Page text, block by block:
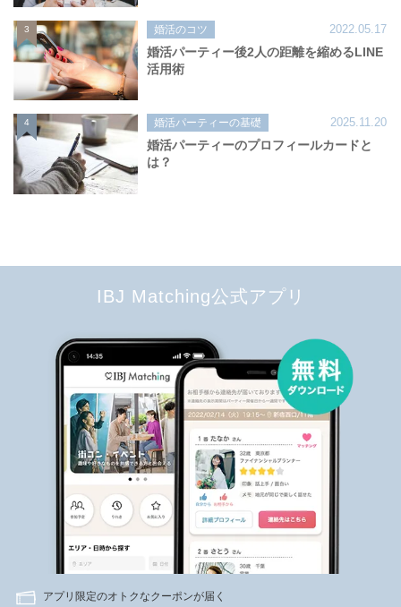
3 婚活のコツ 2022.05.17
婚活パーティー後2人の距離を縮めるLINE
活用術
4 婚活パーティーの基礎 2025.11.20
婚活パーティーのプロフィールカードと
は？
IBJ Matching公式アプリ
アプリ限定のオトクなクーポンが届く